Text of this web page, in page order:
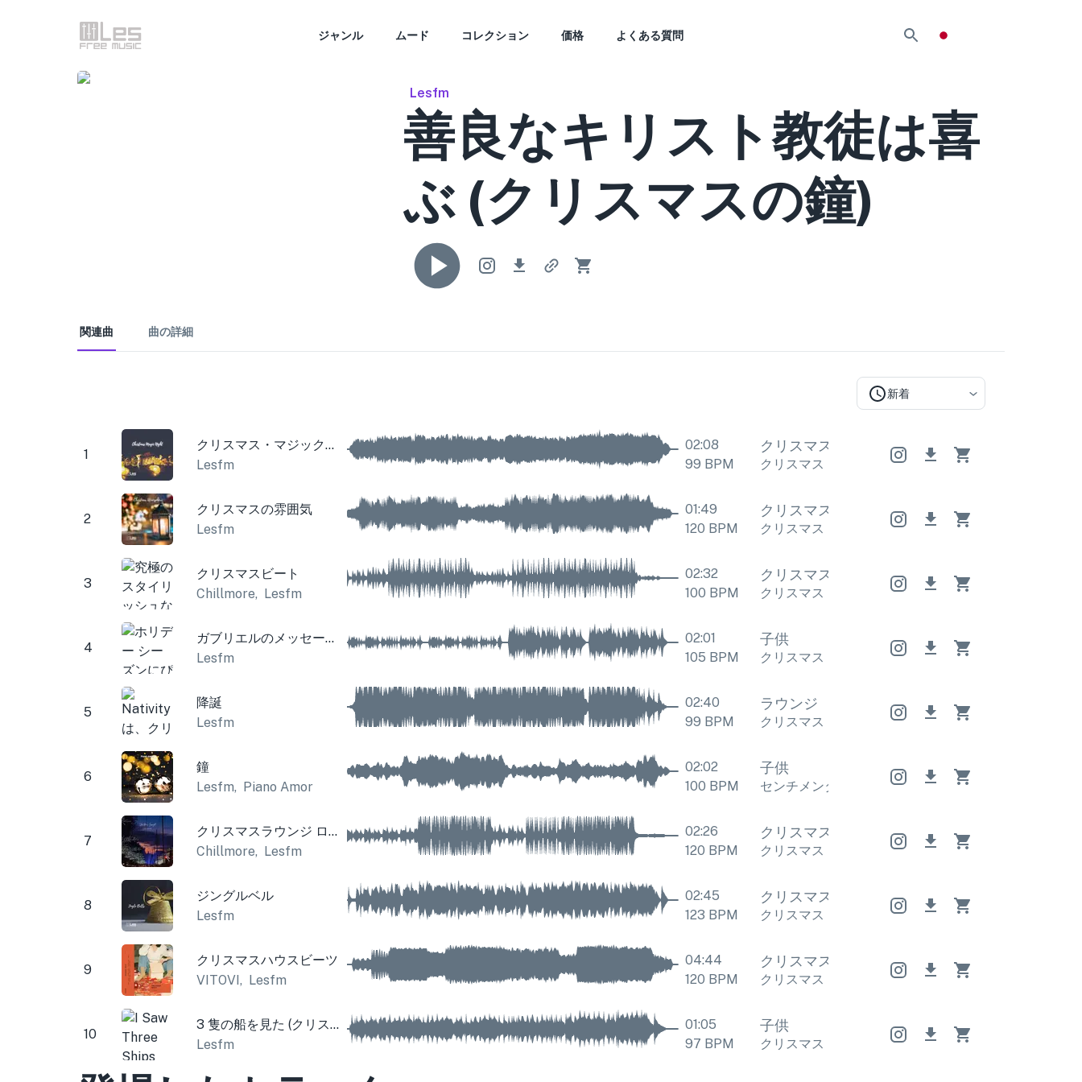
ジャンル ムード コレクション 価格 よくある質問
Lesfm
善良なキリスト教徒は喜
ぶ (クリスマスの鐘)
関連曲 曲の詳細
新着
1
クリスマス・マジック・ナイト
Lesfm
02:08
99 BPM
クリスマス クリスマス クリスマス
クリスマス クリスマス クリスマス
2
クリスマスの雰囲気
Lesfm
01:49
120 BPM
クリスマス クリスマス クリスマス
クリスマス クリスマス クリスマス
3
クリスマスビート
Chillmore, Lesfm
02:32
100 BPM
クリスマス クリスマス クリスマス
クリスマス クリスマス クリスマス
4
ガブリエルのメッセージ（クリスマスオルゴールと鐘）
Lesfm
02:01
105 BPM
子供
クリスマス クリスマス クリスマス
5
降誕
Lesfm
02:40
99 BPM
ラウンジ
クリスマス クリスマス クリスマス
6
鐘
Lesfm, Piano Amor
02:02
100 BPM
子供
センチメンタル クリスマス センチメンタル
7
クリスマスラウンジ ロフィ
Chillmore, Lesfm
02:26
120 BPM
クリスマス クリスマス クリスマス
クリスマス クリスマス クリスマス
8
ジングルベル
Lesfm
02:45
123 BPM
クリスマス クリスマス クリスマス
クリスマス クリスマス クリスマス
9
クリスマスハウスビーツ
VITOVI, Lesfm
04:44
120 BPM
クリスマス クリスマス クリスマス
クリスマス クリスマス クリスマス
10
3 隻の船を見た (クリスマスの鐘)
Lesfm
01:05
97 BPM
子供
クリスマス クリスマス クリスマス